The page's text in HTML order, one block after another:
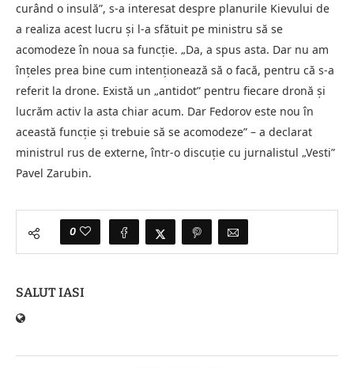
curând o insulă”, s-a interesat despre planurile Kievului de
a realiza acest lucru și l-a sfătuit pe ministru să se
acomodeze în noua sa funcţie. „Da, a spus asta. Dar nu am
înțeles prea bine cum intenționează să o facă, pentru că s-a
referit la drone. Există un „antidot” pentru fiecare dronă și
lucrăm activ la asta chiar acum. Dar Fedorov este nou în
această funcție și trebuie să se acomodeze” – a declarat
ministrul rus de externe, într-o discuţie cu jurnalistul „Vesti”
Pavel Zarubin.
0
SALUT IASI